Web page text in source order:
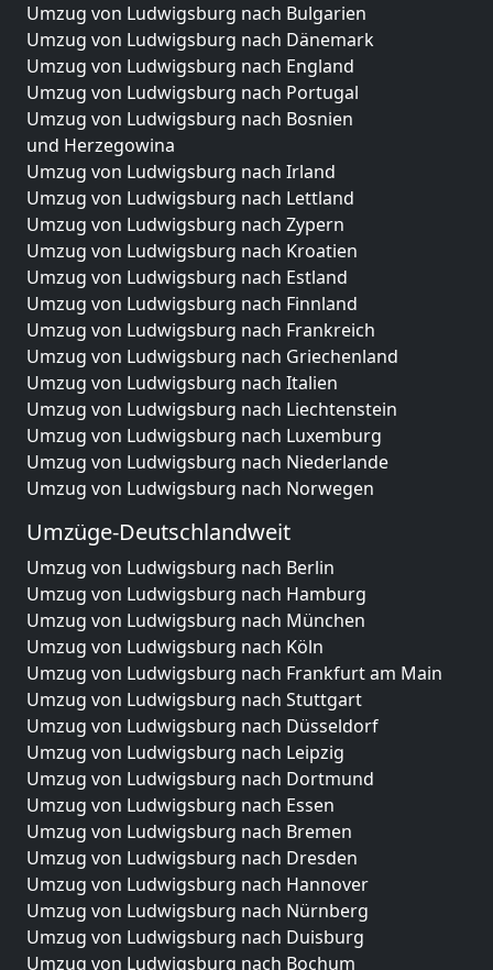
Umzug von Ludwigsburg nach Bulgarien
Umzug von Ludwigsburg nach Dänemark
Umzug von Ludwigsburg nach England
Umzug von Ludwigsburg nach Portugal
Umzug von Ludwigsburg nach Bosnien
und Herzegowina
Umzug von Ludwigsburg nach Irland
Umzug von Ludwigsburg nach Lettland
Umzug von Ludwigsburg nach Zypern
Umzug von Ludwigsburg nach Kroatien
Umzug von Ludwigsburg nach Estland
Umzug von Ludwigsburg nach Finnland
Umzug von Ludwigsburg nach Frankreich
Umzug von Ludwigsburg nach Griechenland
Umzug von Ludwigsburg nach Italien
Umzug von Ludwigsburg nach Liechtenstein
Umzug von Ludwigsburg nach Luxemburg
Umzug von Ludwigsburg nach Niederlande
Umzug von Ludwigsburg nach Norwegen
Umzüge-Deutschlandweit
Umzug von Ludwigsburg nach Berlin
Umzug von Ludwigsburg nach Hamburg
Umzug von Ludwigsburg nach München
Umzug von Ludwigsburg nach Köln
Umzug von Ludwigsburg nach Frankfurt am Main
Umzug von Ludwigsburg nach Stuttgart
Umzug von Ludwigsburg nach Düsseldorf
Umzug von Ludwigsburg nach Leipzig
Umzug von Ludwigsburg nach Dortmund
Umzug von Ludwigsburg nach Essen
Umzug von Ludwigsburg nach Bremen
Umzug von Ludwigsburg nach Dresden
Umzug von Ludwigsburg nach Hannover
Umzug von Ludwigsburg nach Nürnberg
Umzug von Ludwigsburg nach Duisburg
Umzug von Ludwigsburg nach Bochum